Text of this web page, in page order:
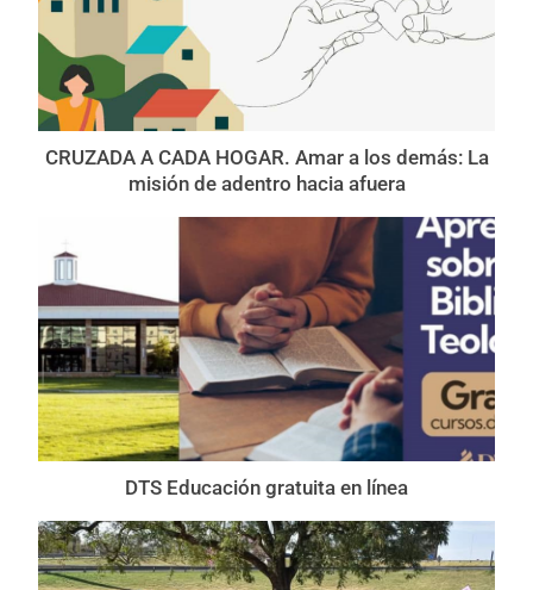
CRUZADA A CADA HOGAR. Amar a los demás: La
misión de adentro hacia afuera
DTS Educación gratuita en línea